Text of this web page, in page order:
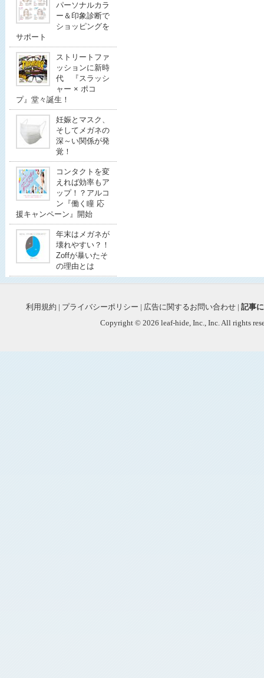
パーソナルカラ
ー＆印象診断で
ショッピングを
サポート
ストリートファ
ッションに新時
代 『スラッシ
ャー × ポコ
プ』堂々誕生！
妊娠とマスク、
そしてメガネの
深～い関係が発
覚！
コンタクトを変
えれば効率もア
ップ！？アルコ
ン『働く瞳 応
援キャンペーン』開始
年末はメガネが
壊れやすい？！
Zoffが暴いたそ
の理由とは
利用規約 | プライバシーポリシー | 広告に関するお問い合わせ | 記事
Copyright © 2026 leaf-hide, Inc., Inc. All rights